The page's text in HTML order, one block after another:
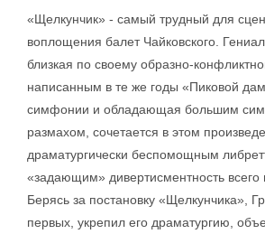
«Щелкунчик» - самый трудный для
воплощения балет Чайковского.
близкая по своему образно-
написанным в те же годы «Пиковой
симфонии и обладающая большим
размахом, сочетается в этом
драматургически беспомощным
«задающим» дивертисментность всего
Берясь за постановку «Щелкунчика»,
первых, укрепил его драматургию,